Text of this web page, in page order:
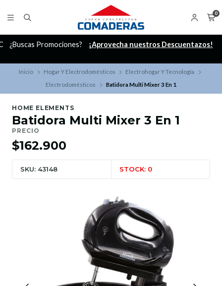
0
¿Buscas Promociones? ¡Aprovecha nuestros Descuentazos!
Inicio Hogar Y Electrodomésticos
Electrohogar Y Tecnología
Electrodomésticos
Batidora Multi Mixer 3 En 1
HOME ELEMENTS
Batidora Multi Mixer 3 En 1
PRECIO
$162.900
SKU: 43148 STOCK: 0